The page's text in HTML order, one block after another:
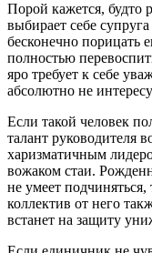
Порой кажется,
выбирает себе
бесконечно порицать
полностью
яро требует к себе
абсолютно не
Если такой человек
талант руководителя
харизматичным
вожаком стаи.
не умеет
коллектив от него
встанет на защиту